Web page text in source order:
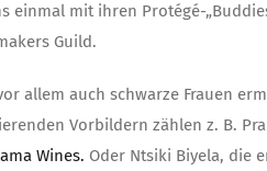
einmal mit ihren Protégé-
Guild.
allem auch schwarze Frauen
Vorbildern zählen z. B.
Wines. Oder Ntsiki Biyela, die